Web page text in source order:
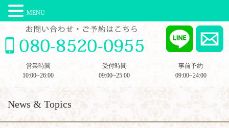
営業時間
10:00~26:00
受付時間
09:00~25:00
事前予約
09:00~24:00
News & Topics
MENU